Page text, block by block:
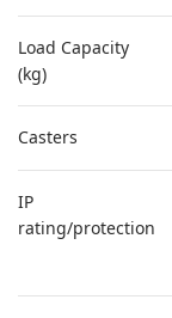
Load Capacity
(kg)
Casters
IP
rating/protection